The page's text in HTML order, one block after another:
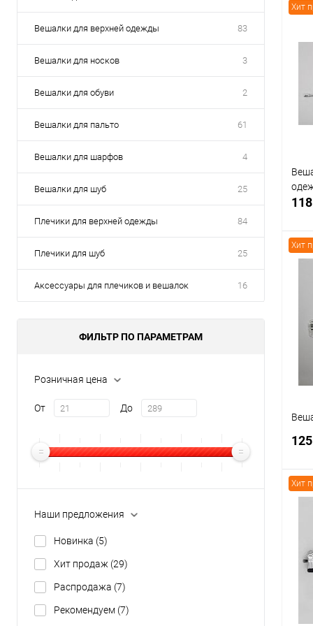
Вешалки для верхней одежды 83
Вешалки для носков 3
Вешалки для обуви 2
Вешалки для пальто 61
Вешалки для шарфов 4
Вешалки для шуб 25
Плечики для верхней одежды 84
Плечики для шуб 25
Аксессуары для плечиков и вешалок 16
ФИЛЬТР ПО ПАРАМЕТРАМ
Розничная цена
От До
Наши предложения
Новинка (5)
Хит продаж (29)
Распродажа (7)
Рекомендуем (7)
В
Хит
Хит
клик
В
Хит